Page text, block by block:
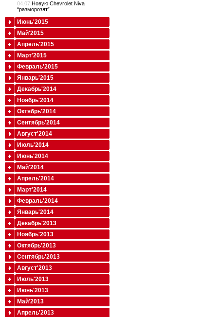
04.07 Новую Chevrolet Niva
“разморозят”
Июнь'2015
Май'2015
Апрель'2015
Март'2015
Февраль'2015
Январь'2015
Декабрь'2014
Ноябрь'2014
Октябрь'2014
Сентябрь'2014
Август'2014
Июль'2014
Июнь'2014
Май'2014
Апрель'2014
Март'2014
Февраль'2014
Январь'2014
Декабрь'2013
Ноябрь'2013
Октябрь'2013
Сентябрь'2013
Август'2013
Июль'2013
Июнь'2013
Май'2013
Апрель'2013